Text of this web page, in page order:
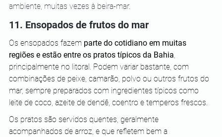
ambiente, muitas vezes à beira-mar.
11. Ensopados de frutos do mar
Os ensopados fazem parte do cotidiano em muitas
regiões e estão entre os pratos típicos da Bahia,
principalmente no litoral. Podem variar bastante, com
combinações de peixe, camarão, polvo ou outros frutos do
mar, sempre preparados com ingredientes típicos como
leite de coco, azeite de dendê, coentro e temperos frescos.
Os pratos são servidos quentes, geralmente
acompanhados de arroz, e que refletem bem a